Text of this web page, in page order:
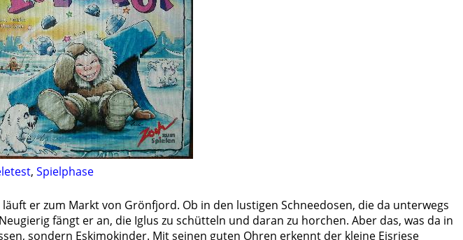
, Spielphase
er zum Markt von Grönfjord. Ob in den lustigen Schneedosen, die da unterwegs
fängt er an, die Iglus zu schütteln und daran zu horchen. Aber das, was da in
sondern Eskimokinder. Mit seinen guten Ohren erkennt der kleine Eisriese